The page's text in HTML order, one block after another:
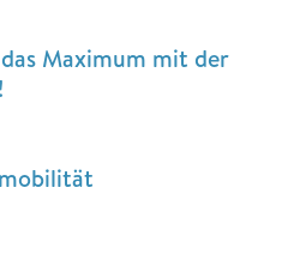
Maximum mit der